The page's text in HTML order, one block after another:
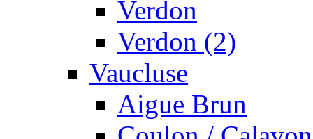
Verdon
Verdon (2)
Vaucluse
Aigue Brun